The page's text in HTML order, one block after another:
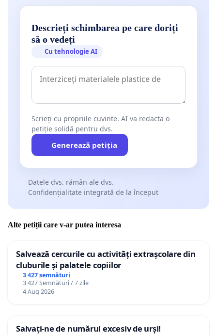
Descrieți schimbarea pe care doriți
să o vedeți
Cu tehnologie AI
Scrieți cu propriile cuvinte. AI va redacta o
petiție solidă pentru dvs.
Generează petiția
Datele dvs. rămân ale dvs.
Confidențialitate integrată de la început
Alte petiții care v-ar putea interesa
Salvează cercurile cu activități extrașcolare din
cluburile și palatele copiilor
3 427 semnături
3 427 Semnături / 7 zile
4 Aug 2026
Salvați-ne de numărul excesiv de urși!